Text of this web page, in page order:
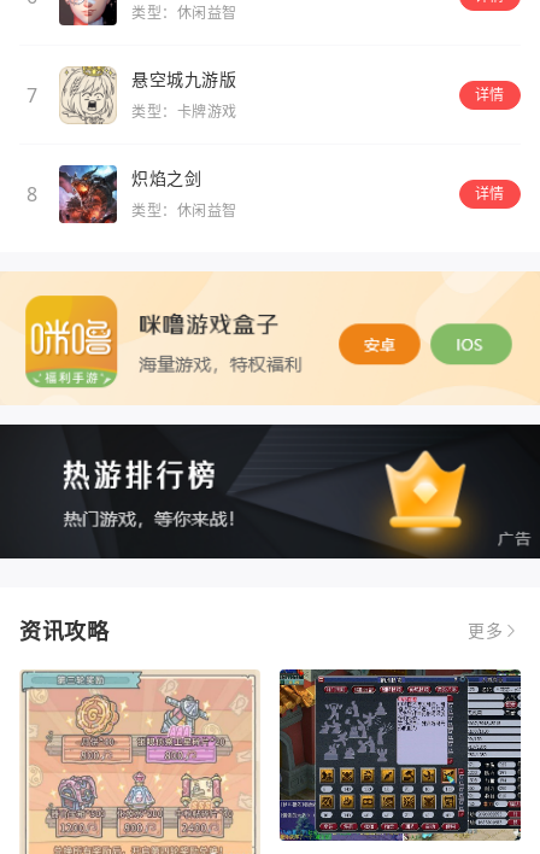
类型：休闲益智
7
悬空城九游版
类型：卡牌游戏
详情
8
炽焰之剑
类型：休闲益智
详情
资讯攻略 更多